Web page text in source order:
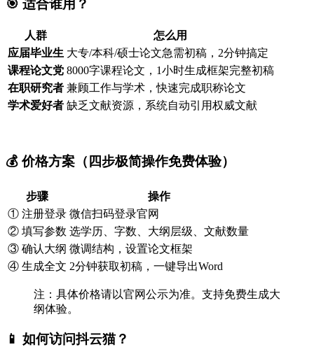
🎯 适合谁用？
人群
怎么用
应届毕业生 大专/本科/硕士论文急需初稿，2分钟搞定
课程论文党 8000字课程论文，1小时生成框架完整初稿
在职研究者 兼顾工作与学术，快速完成职称论文
学术爱好者 缺乏文献资源，系统自动引用权威文献
💰 价格方案（四步极简操作免费体验）
步骤
操作
① 注册登录 微信扫码登录官网
② 填写参数 选学历、字数、大纲层级、文献数量
③ 确认大纲 微调结构，设置论文框架
④ 生成全文 2分钟获取初稿，一键导出Word
注：具体价格请以官网公示为准。支持免费生成大
纲体验。
📱 如何访问抖云猫？